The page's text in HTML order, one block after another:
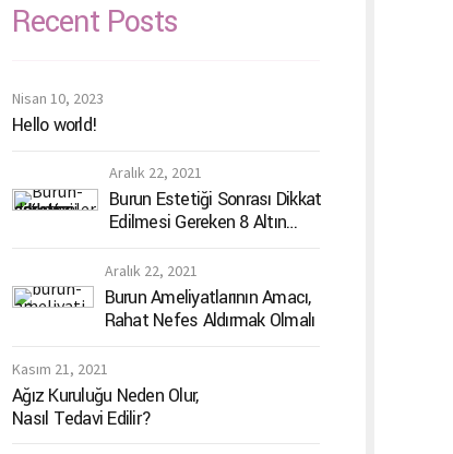
Recent Posts
Nisan 10, 2023
Hello world!
Aralık 22, 2021
Burun Estetiği Sonrası Dikkat
Edilmesi Gereken 8 Altın
Aralık 22, 2021
Burun Ameliyatlarının Amacı,
Rahat Nefes Aldırmak Olmalı
Kasım 21, 2021
Ağız Kuruluğu Neden Olur,
Nasıl Tedavi Edilir?